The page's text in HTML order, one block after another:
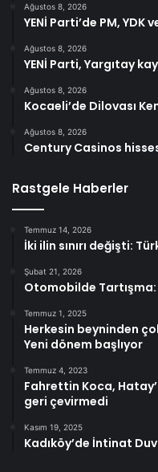
Ağustos 8, 2026
YENİ Parti’de PM,
Ağustos 8, 2026
YENİ Parti, Yargıtay
Ağustos 8, 2026
Kocaeli’de Dilovası
Ağustos 8, 2026
Century Casinos
Rastgele Haberler
Temmuz 14, 2026
İki ilin sınırı değişti:
Şubat 21, 2026
Otomobilde Tartışma:
Temmuz 1, 2025
Herkesin beyninden çok
Yeni dönem başlıyor
Temmuz 4, 2023
Fahrettin Koca,
geri çevirmedi
Kasım 19, 2025
Kadıköy’de İntinat